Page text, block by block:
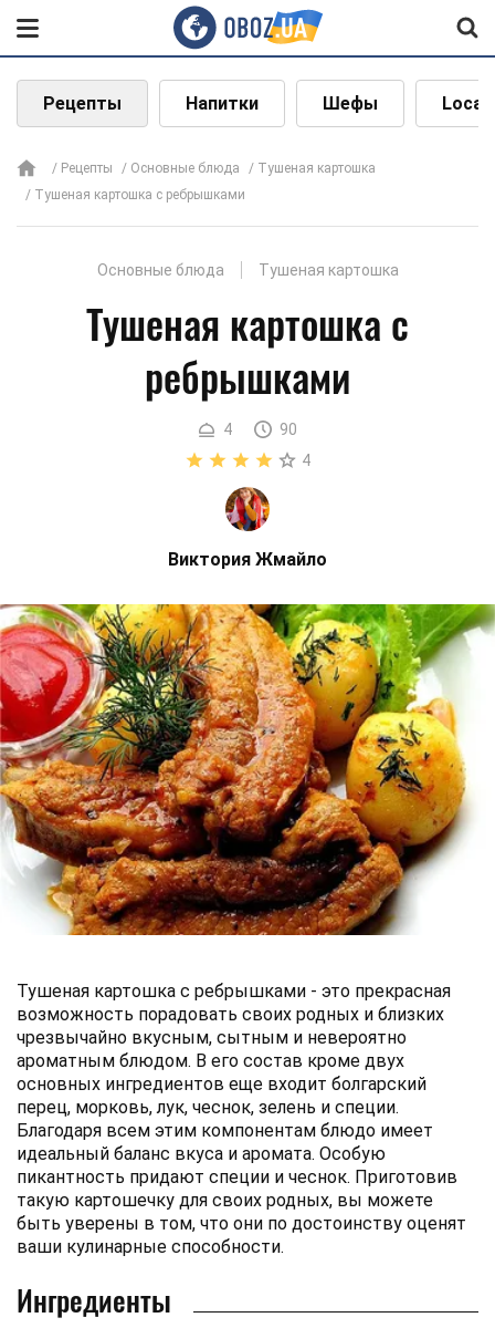
Рецепты Напитки Шефы Local
Рецепты Основные блюда
Тушеная картошка
Тушеная картошка с ребрышками
Основные блюда Тушеная картошка
Тушеная картошка с
ребрышками
4
90
4
Виктория Жмайло
Тушеная картошка с ребрышками - это прекрасная
возможность порадовать своих родных и близких
чрезвычайно вкусным, сытным и невероятно
ароматным блюдом. В его состав кроме двух
основных ингредиентов еще входит болгарский
перец, морковь, лук, чеснок, зелень и специи.
Благодаря всем этим компонентам блюдо имеет
идеальный баланс вкуса и аромата. Особую
пикантность придают специи и чеснок. Приготовив
такую ​​картошечку для своих родных, вы можете
быть уверены в том, что они по достоинству оценят
ваши кулинарные способности.
Ингредиенты